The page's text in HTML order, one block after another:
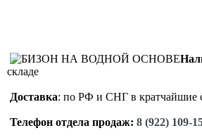
складе
Доставка: по РФ и СНГ в кратчайшие
Телефон отдела продаж: 8 (922) 109-